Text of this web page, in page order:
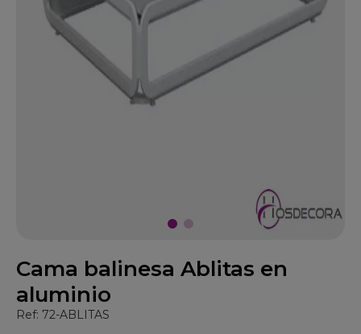
Cama balinesa Ablitas en
aluminio
Ref: 72-ABLITAS